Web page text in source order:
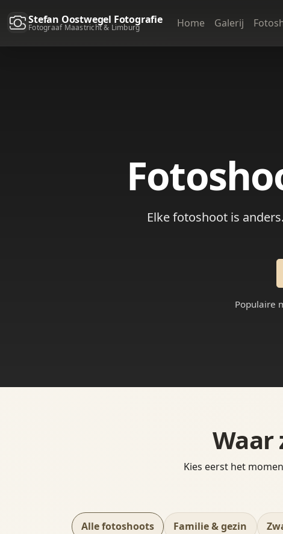
Stefan Oostwegel Fotografie
Fotograaf Maastricht & Limburg Home Galerij
Elke fotoshoot is
Populaire
Waar
Kies eerst het
Alle fotoshoots Familie & gezin